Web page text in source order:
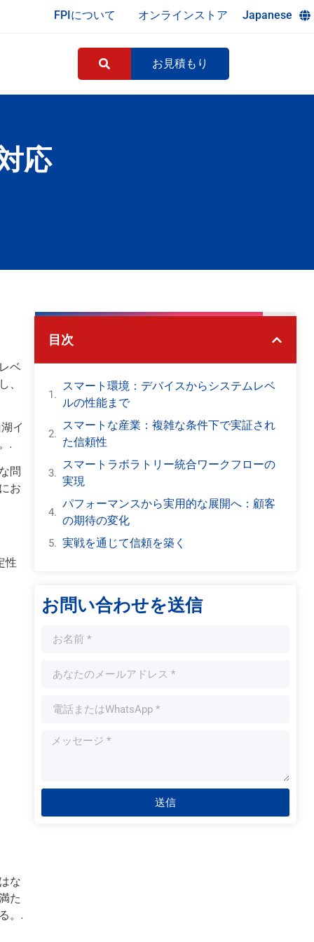
FPIについて オンラインストア Japanese
お見積もり
応
ベ
イ
.
問
お
性
な
た
。.
目次
スマート環境：デバイスからシステムレベ
ルの性能まで
スマートな産業：複雑な条件下で実証され
た信頼性
スマートラボラトリー統合ワークフローの
実現
パフォーマンスから実用的な展開へ：顧客
の期待の変化
実戦を通じて信頼を築く
お問い合わせを送信
送信